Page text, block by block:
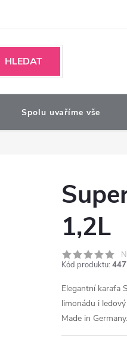
HLEDAT
Spolu uvaříme vše
1,2L
Kód produktu:
Elegantní karafa
limonádu i
Made in Germany.